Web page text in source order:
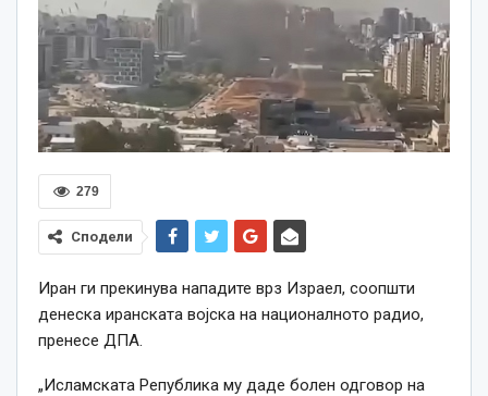
279
Сподели
Иран ги прекинува нападите врз Израел, соопшти
денеска иранската војска на националното радио,
пренесе ДПА.
„Исламската Република му даде болен одговор на